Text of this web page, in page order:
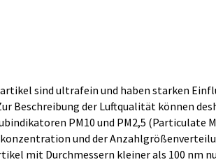
sind ultrafein und haben starken
Beschreibung der Luftqualität können
PM10 und PM2,5 (Particulate
und der
mit Durchmessern kleiner als 100 nm